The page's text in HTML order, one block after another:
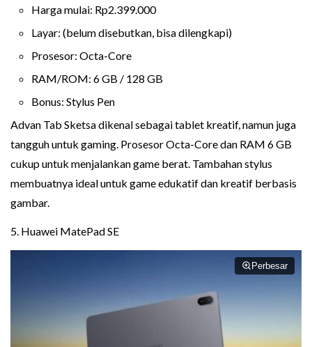
Harga mulai: Rp2.399.000
Layar: (belum disebutkan, bisa dilengkapi)
Prosesor: Octa-Core
RAM/ROM: 6 GB / 128 GB
Bonus: Stylus Pen
Advan Tab Sketsa dikenal sebagai tablet kreatif, namun juga
tangguh untuk gaming. Prosesor Octa-Core dan RAM 6 GB
cukup untuk menjalankan game berat. Tambahan stylus
membuatnya ideal untuk game edukatif dan kreatif berbasis
gambar.
5. Huawei MatePad SE
Perbesar